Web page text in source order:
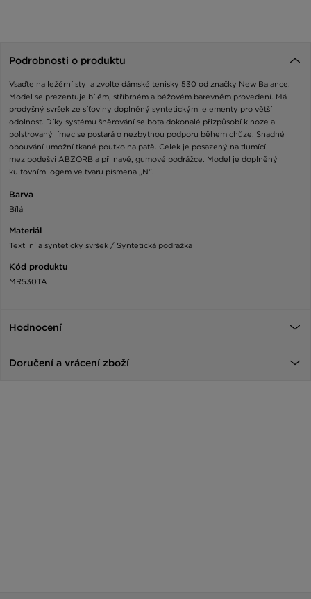
Podrobnosti o produktu
Vsaďte na ležérní styl a zvolte dámské tenisky 530 od značky New Balance.
Model se prezentuje bílém, stříbrném a béžovém barevném provedení. Má
prodyšný svršek ze síťoviny doplněný syntetickými elementy pro větší
odolnost. Díky systému šněrování se bota dokonalé přizpůsobí k noze a
polstrovaný límec se postará o nezbytnou podporu během chůze. Snadné
obouvání umožní tkané poutko na patě. Celek je posazený na tlumící
mezipodešvi ABZORB a přilnavé, gumové podrážce. Model je doplněný
kultovním logem ve tvaru písmena „N“.
Barva
Bílá
Materiál
Textilní a syntetický svršek / Syntetická podrážka
Kód produktu
MR530TA
Hodnocení
Doručení a vrácení zboží